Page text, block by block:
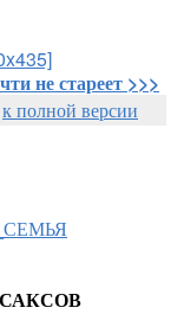
не стареет >>>
к полной версии